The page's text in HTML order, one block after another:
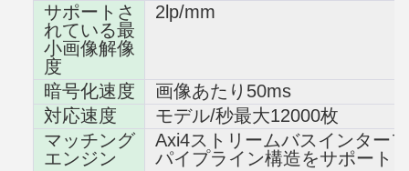
サポートさ
れている最
小画像解像
度
2lp/mm
暗号化速度
画像あたり50ms
対応速度
モデル/秒最大12000枚
マッチング
エンジン
Axi4ストリームバスインター
パイプライン構造をサポート